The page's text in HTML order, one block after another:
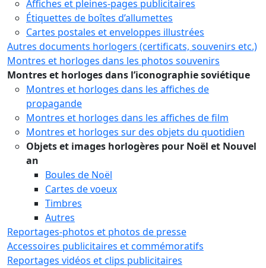
Affiches et pleines-pages publicitaires
Étiquettes de boîtes d’allumettes
Cartes postales et enveloppes illustrées
Autres documents horlogers (certificats, souvenirs etc.)
Montres et horloges dans les photos souvenirs
Montres et horloges dans l’iconographie soviétique
Montres et horloges dans les affiches de
propagande
Montres et horloges dans les affiches de film
Montres et horloges sur des objets du quotidien
Objets et images horlogères pour Noël et Nouvel
an
Boules de Noël
Cartes de voeux
Timbres
Autres
Reportages-photos et photos de presse
Accessoires publicitaires et commémoratifs
Reportages vidéos et clips publicitaires